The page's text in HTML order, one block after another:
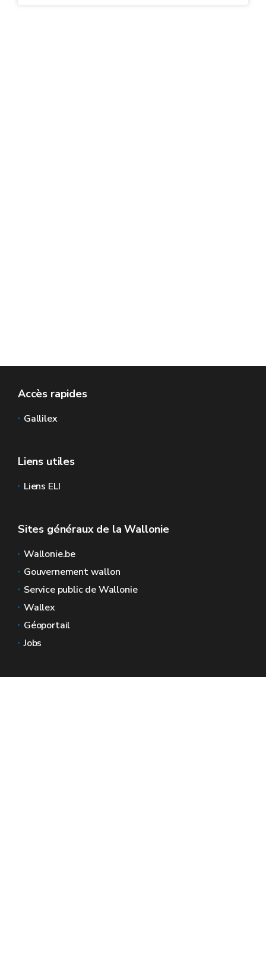
Accès rapides
Gallilex
Liens utiles
Liens ELI
Sites généraux de la Wallonie
Wallonie.be
Gouvernement wallon
Service public de Wallonie
Wallex
Géoportail
Jobs